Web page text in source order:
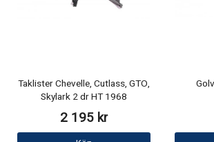
Taklister Chevelle, Cutlass, GTO,
Skylark 2 dr HT 1968
2 195 kr